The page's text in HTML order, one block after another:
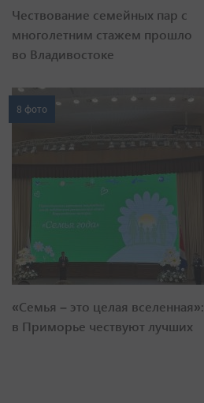
Чествование семейных пар с
многолетним стажем прошло
во Владивостоке
8 фото
«Семья – это целая вселенная»:
в Приморье чествуют лучших